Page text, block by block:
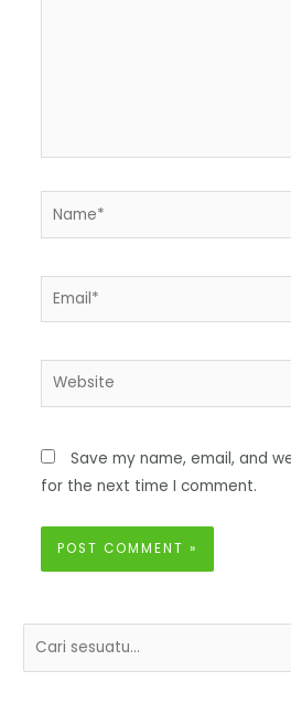
Save my name, email, and
for the next time I comment.